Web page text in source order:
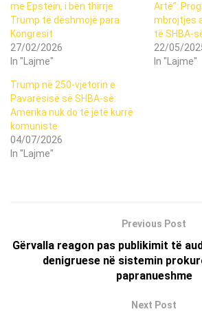
me Epstein, i bën thirrje
Trump të dëshmojë para
Kongresit
27/02/2026
In "Lajme"
Artë”:
mbrojtjes
të SHBA-
22/05/
In "Lajme"
Trump në 250-vjetorin e
Pavarësisë së SHBA-së:
Amerika nuk do të jetë kurrë
komuniste
04/07/2026
In "Lajme"
Previous Post
Gërvalla reagon pas publikimit të
denigruese në sistemin
papranueshme
Next Post